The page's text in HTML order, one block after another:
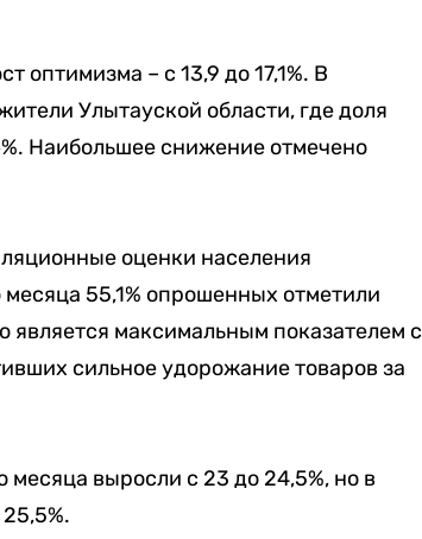
оптимизма – с 13,9 до 17,1%. В
Улытауской области, где доля
Наибольшее снижение отмечено
оценки населения
55,1% опрошенных отметили
является максимальным показателем с
сильное удорожание товаров за
выросли с 23 до 24,5%, но в